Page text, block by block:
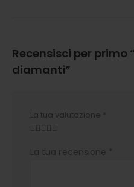
Recensisci per primo
diamanti”
La tua valutazione *
La tua recensione *